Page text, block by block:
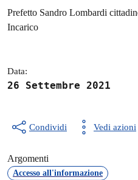
Dettagli della
Prefetto Sandro Lombardi
Incarico
Data:
26 Settembre 2021
Condividi Vedi azioni
Argomenti
Accesso all'informazione